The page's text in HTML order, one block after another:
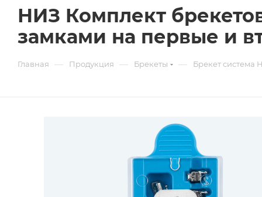
НИЗ Комплект
замками на первые и
Главная — Продукция — Брекеты — Брекет система